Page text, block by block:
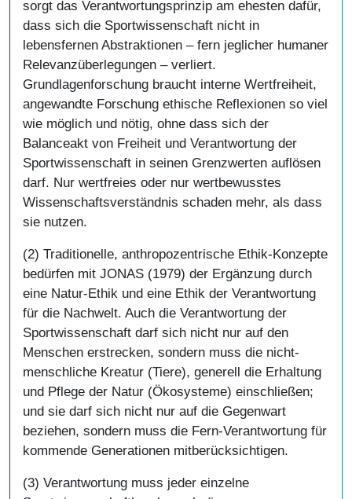
sorgt das Verantwortungsprinzip am ehesten dafür,
dass sich die Sportwissenschaft nicht in
lebensfernen Abstraktionen – fern jeglicher humaner
Relevanzüberlegungen – verliert.
Grundlagenforschung braucht interne Wertfreiheit,
angewandte Forschung ethische Reflexionen so viel
wie möglich und nötig, ohne dass sich der
Balanceakt von Freiheit und Verantwortung der
Sportwissenschaft in seinen Grenzwerten auflösen
darf. Nur wertfreies oder nur wertbewusstes
Wissenschaftsverständnis schaden mehr, als dass
sie nutzen.
(2) Traditionelle, anthropozentrische Ethik-Konzepte
bedürfen mit JONAS (1979) der Ergänzung durch
eine Natur-Ethik und eine Ethik der Verantwortung
für die Nachwelt. Auch die Verantwortung der
Sportwissenschaft darf sich nicht nur auf den
Menschen erstrecken, sondern muss die nicht-
menschliche Kreatur (Tiere), generell die Erhaltung
und Pflege der Natur (Ökosysteme) einschließen;
und sie darf sich nicht nur auf die Gegenwart
beziehen, sondern muss die Fern-Verantwortung für
kommende Generationen mitberücksichtigen.
(3) Verantwortung muss jeder einzelne